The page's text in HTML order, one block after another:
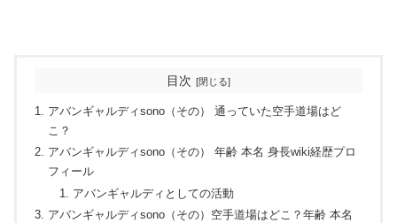
目次
アバンギャルディsono（その） 通っていた空手道場はど
こ？
アバンギャルディsono（その） 年齢 本名 身長wiki経歴プロ
フィール
アバンギャルディとしての活動
アバンギャルディsono（その）空手道場はどこ？年齢 本名